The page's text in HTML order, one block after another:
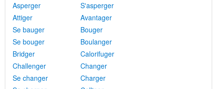
Asperger
S'asperger
Attiger
Avantager
Se bauger
Bouger
Se bouger
Boulanger
Bridger
Calorifuger
Challenger
Changer
Se changer
Charger